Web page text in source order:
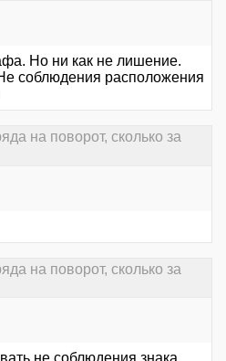
Но ни как не лишение.
соблюдения расположения
на поворот, сколько за
на поворот, сколько за
не соблюдения знака